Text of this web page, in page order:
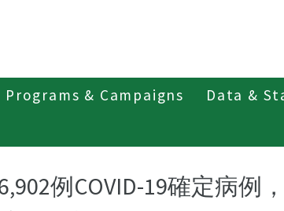
Programs & Campaigns
Data &
例COVID-19確定病例